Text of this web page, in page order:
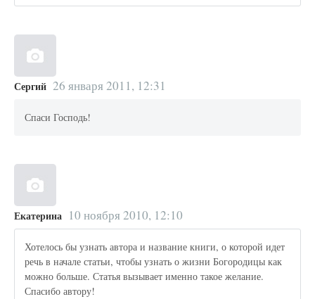
Сергий 26 января 2011, 12:31
Спаси Господь!
Екатерина 10 ноября 2010, 12:10
Хотелось бы узнать автора и название книги, о которой идет
речь в начале статьи, чтобы узнать о жизни Богородицы как
можно больше. Статья вызывает именно такое желание.
Спасибо автору!